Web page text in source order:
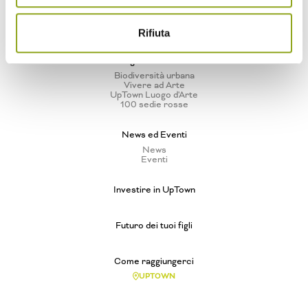
Rifiuta
Storie
Parco e Biodiversità
Biodiversità urbana
Vivere ad Arte
UpTown Luogo d'Arte
100 sedie rosse
News ed Eventi
News
Eventi
Investire in UpTown
Futuro dei tuoi figli
Come raggiungerci
UPTOWN